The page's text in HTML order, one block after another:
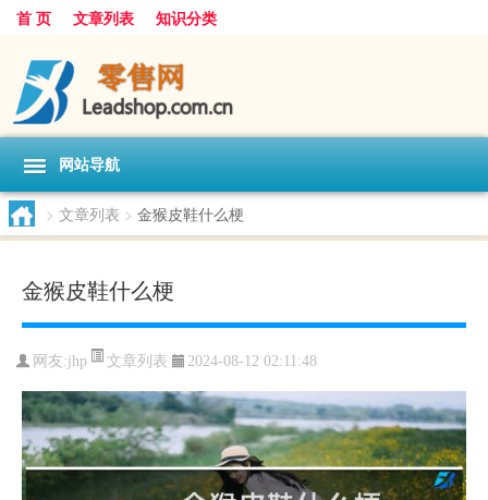
首 页 文章列表 知识分类
网站导航
> 文章列表 > 金猴皮鞋什么梗
金猴皮鞋什么梗
网友:jhp 文章列表 2024-08-12 02:11:48